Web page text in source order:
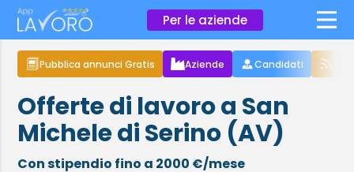
Per le aziende ×
Pubblica annunci Gratis Aziende Candidati
Offerte di lavoro a San
Michele di Serino (AV)
Con stipendio fino a 2000 €/mese